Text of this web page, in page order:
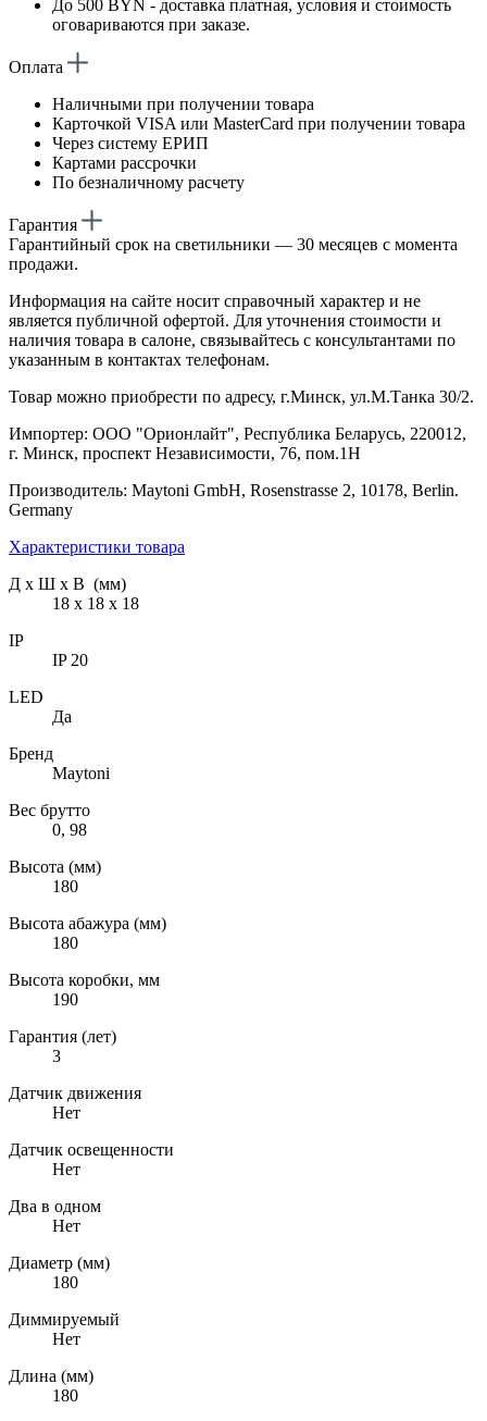
До 500 BYN - доставка платная, условия и стоимость
оговариваются при заказе.
Оплата
Наличными при получении товара
Карточкой VISA или MasterCard при получении товара
Через систему ЕРИП
Картами рассрочки
По безналичному расчету
Гарантия
Гарантийный срок на светильники — 30 месяцев с момента
продажи.
Информация на сайте носит справочный характер и не
является публичной офертой. Для уточнения стоимости и
наличия товара в салоне, связывайтесь с консультантами по
указанным в контактах телефонам.
Товар можно приобрести по адресу, г.Минск, ул.М.Танка 30/2.
Импортер: ООО "Орионлайт", Республика Беларусь, 220012,
г. Минск, проспект Независимости, 76, пом.1Н
Производитель: Maytoni GmbH, Rosenstrasse 2, 10178, Berlin.
Germany
Характеристики товара
Д х Ш х В (мм)
18 х 18 х 18
IP
IP 20
LED
Да
Бренд
Maytoni
Вес брутто
0, 98
Высота (мм)
180
Высота абажура (мм)
180
Высота коробки, мм
190
Гарантия (лет)
3
Датчик движения
Нет
Датчик освещенности
Нет
Два в одном
Нет
Диаметр (мм)
180
Диммируемый
Нет
Длина (мм)
180